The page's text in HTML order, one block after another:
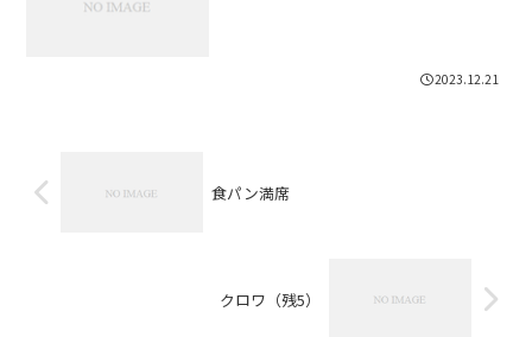
2023.12.21
食パン満席
クロワ（残5）